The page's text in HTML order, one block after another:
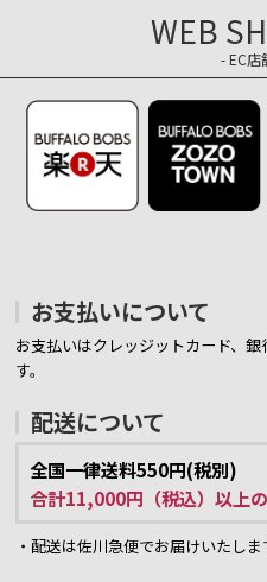
WEB
- EC店
お支払いについて
お支払いはクレッジットカード、
す。
配送について
全国一律送料550円(税別)
合計11,000円（税込）以上
・配送は佐川急便でお届けいたしま